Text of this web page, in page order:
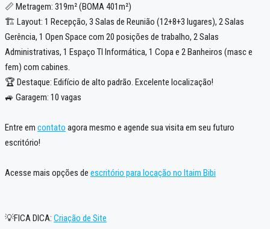
📏 Metragem: 319m² (BOMA 401m²)
🏗️ Layout: 1 Recepção, 3 Salas de Reunião (12+8+3 lugares), 2 Salas
Gerência, 1 Open Space com 20 posições de trabalho, 2 Salas
Administrativas, 1 Espaço TI Informática, 1 Copa e 2 Banheiros (masc e
fem) com cabines.
🏆 Destaque: Edifício de alto padrão. Excelente localização!
🚙 Garagem: 10 vagas
Entre em contato agora mesmo e agende sua visita em seu futuro
escritório!
Acesse mais opções de escritório para locação no Itaim Bibi
💡FICA DICA: Criação de Site